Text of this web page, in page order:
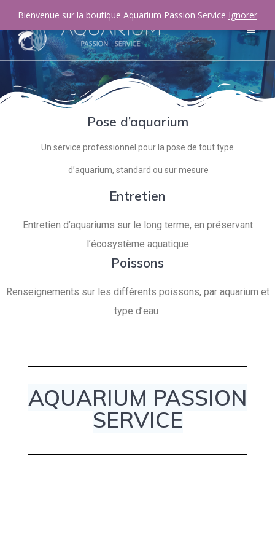
Pose d’aquarium
Un service professionnel pour la pose de tout type
d’aquarium, standard ou sur mesure
Entretien
Entretien d’aquariums sur le long terme, en préservant
l’écosystème aquatique
Poissons
Renseignements sur les différents poissons, par aquarium et
type d’eau
AQUARIUM PASSION
SERVICE
Bienvenue sur la boutique Aquarium Passion Service Ignorer